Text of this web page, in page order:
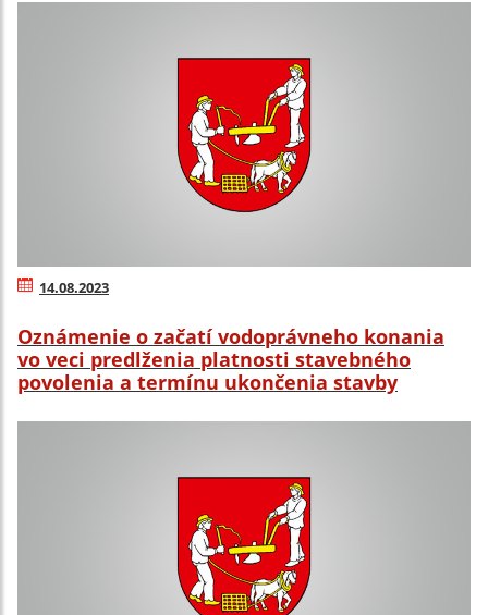
14.08.2023
Oznámenie o začatí vodoprávneho konania
vo veci predlženia platnosti stavebného
povolenia a termínu ukončenia stavby